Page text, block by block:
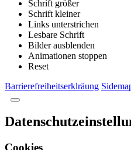
Schrift größer
Schrift kleiner
Links unterstrichen
Lesbare Schrift
Bilder ausblenden
Animationen stoppen
Reset
Barrierefreiheitserklräung
Cookies